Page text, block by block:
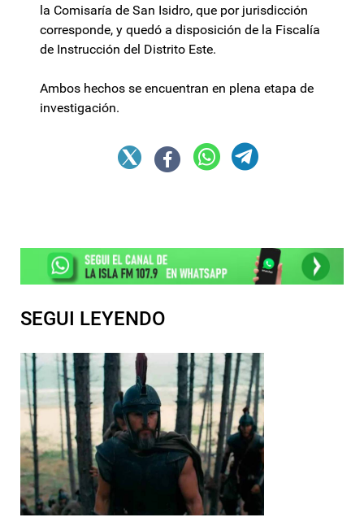
la Comisaría de San Isidro, que por jurisdicción
corresponde, y quedó a disposición de la Fiscalía
de Instrucción del Distrito Este.
Ambos hechos se encuentran en plena etapa de
investigación.
SEGUI LEYENDO